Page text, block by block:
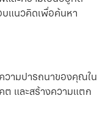
บแนวคิดเพื่อค้นหา
วามปารถนาของคุณใน
และสร้างความแตก